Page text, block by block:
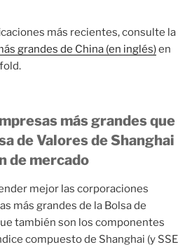
más recientes, consulte la
grandes de China (en inglés)en
más grandes que
de Valores de Shanghai
de mercado
mejor las corporaciones
más grandes de la Bolsa de
también son los componentes
compuesto de Shanghai (y SSE